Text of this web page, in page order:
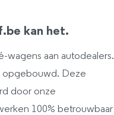
kan het.
wagens aan autodealers.
opgebouwd. Deze
door onze
100% betrouwbaar